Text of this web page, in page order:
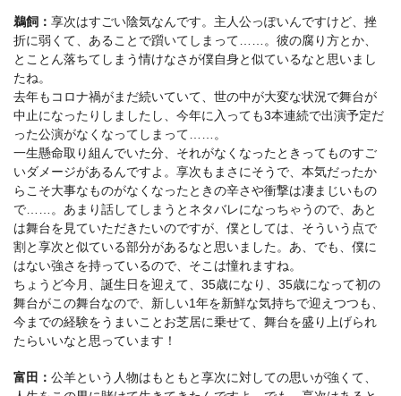
鵜飼： 享次はすごい陰気なんです。主人公っぽいんですけど、挫
折に弱くて、あることで躓いてしまって……。彼の腐り方とか、
とことん落ちてしまう情けなさが僕自身と似ているなと思いまし
たね。
去年もコロナ禍がまだ続いていて、世の中が大変な状況で舞台が
中止になったりしましたし、今年に入っても3本連続で出演予定だ
った公演がなくなってしまって……。
一生懸命取り組んでいた分、それがなくなったときってものすご
いダメージがあるんですよ。享次もまさにそうで、本気だったか
らこそ大事なものがなくなったときの辛さや衝撃は凄まじいもの
で……。あまり話してしまうとネタバレになっちゃうので、あと
は舞台を見ていただきたいのですが、僕としては、そういう点で
割と享次と似ている部分があるなと思いました。あ、でも、僕に
はない強さを持っているので、そこは憧れますね。
ちょうど今月、誕生日を迎えて、35歳になり、35歳になって初の
舞台がこの舞台なので、新しい1年を新鮮な気持ちで迎えつつも、
今までの経験をうまいことお芝居に乗せて、舞台を盛り上げられ
たらいいなと思っています！
富田： 公羊という人物はもともと享次に対しての思いが強くて、